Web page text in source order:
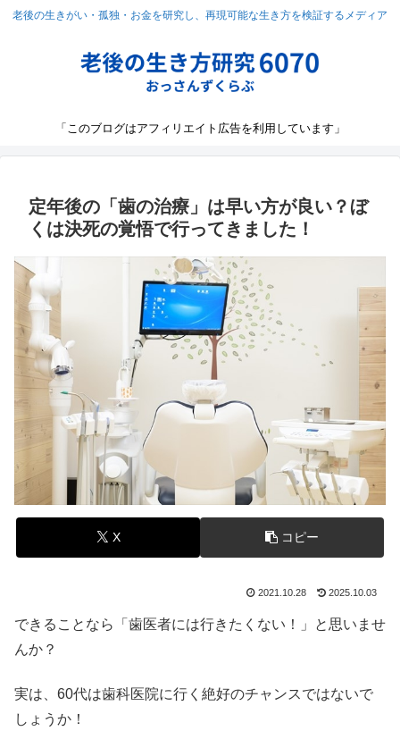
老後の生きがい・孤独・お金を研究し、再現可能な生き方を検証するメディア
「このブログはアフィリエイト広告を利用しています」
定年後の「歯の治療」は早い方が良い？ぼ
くは決死の覚悟で行ってきました！
X コピー
2021.10.28 2025.10.03
できることなら「歯医者には行きたくない！」と思いませ
んか？
実は、60代は歯科医院に行く絶好のチャンスではないで
しょうか！